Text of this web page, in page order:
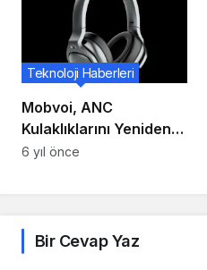
Mobvoi, ANC
Kulaklıklarını Yeniden
Adlandırdı
Teknoloji Haberleri
6 yıl önce
Bir Cevap Yaz